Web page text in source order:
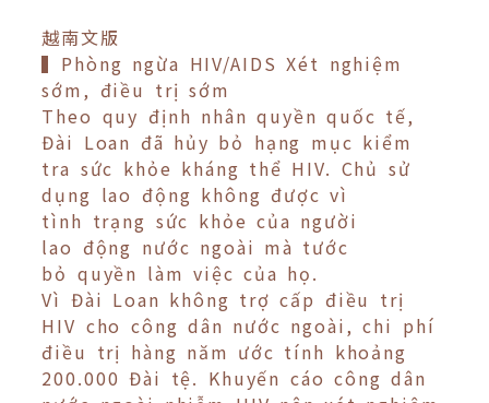
越南文版
▍Phòng ngừa HIV/AIDS Xét nghiệm
sớm, điều trị sớm
Theo quy định nhân quyền quốc tế,
Đài Loan đã hủy bỏ hạng mục kiểm
tra sức khỏe kháng thể HIV. Chủ sử
dụng lao động không được vì
tình trạng sức khỏe của người
lao động nước ngoài mà tước
bỏ quyền làm việc của họ.
Vì Đài Loan không trợ cấp điều trị
HIV cho công dân nước ngoài, chi phí
điều trị hàng năm ước tính khoảng
200.000 Đài tệ. Khuyến cáo công dân